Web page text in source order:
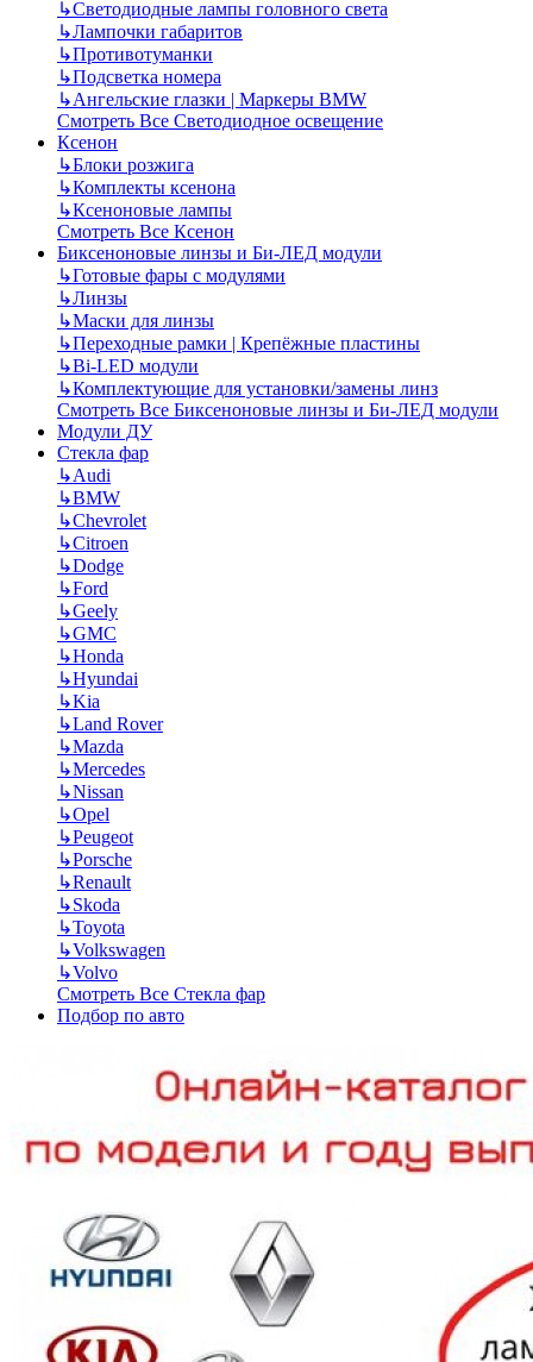
↳Светодиодные лампы головного света
↳Лампочки габаритов
↳Противотуманки
↳Подсветка номера
↳Ангельские глазки | Маркеры BMW
Смотреть Все Светодиодное освещение
Ксенон
↳Блоки розжига
↳Комплекты ксенона
↳Ксеноновые лампы
Смотреть Все Ксенон
Биксеноновые линзы и Би-ЛЕД модули
↳Готовые фары с модулями
↳Линзы
↳Маски для линзы
↳Переходные рамки | Крепёжные пластины
↳Bi-LED модули
↳Комплектующие для установки/замены линз
Смотреть Все Биксеноновые линзы и Би-ЛЕД модули
Модули ДУ
Стекла фар
↳Audi
↳BMW
↳Chevrolet
↳Citroen
↳Dodge
↳Ford
↳Geely
↳GMC
↳Honda
↳Hyundai
↳Kia
↳Land Rover
↳Mazda
↳Mercedes
↳Nissan
↳Opel
↳Peugeot
↳Porsche
↳Renault
↳Skoda
↳Toyota
↳Volkswagen
↳Volvo
Смотреть Все Стекла фар
Подбор по авто